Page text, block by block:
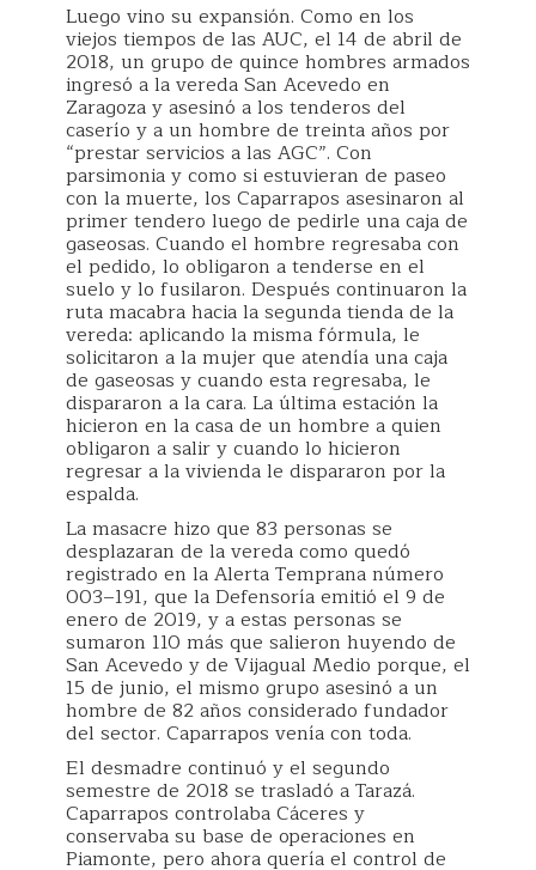
Luego vino su expansión. Como en los
viejos tiempos de las AUC, el 14 de abril de
2018, un grupo de quince hombres armados
ingresó a la vereda San Acevedo en
Zaragoza y asesinó a los tenderos del
caserío y a un hombre de treinta años por
“prestar servicios a las AGC”. Con
parsimonia y como si estuvieran de paseo
con la muerte, los Caparrapos asesinaron al
primer tendero luego de pedirle una caja de
gaseosas. Cuando el hombre regresaba con
el pedido, lo obligaron a tenderse en el
suelo y lo fusilaron. Después continuaron la
ruta macabra hacia la segunda tienda de la
vereda: aplicando la misma fórmula, le
solicitaron a la mujer que atendía una caja
de gaseosas y cuando esta regresaba, le
dispararon a la cara. La última estación la
hicieron en la casa de un hombre a quien
obligaron a salir y cuando lo hicieron
regresar a la vivienda le dispararon por la
espalda.
La masacre hizo que 83 personas se
desplazaran de la vereda como quedó
registrado en la Alerta Temprana número
003–191, que la Defensoría emitió el 9 de
enero de 2019, y a estas personas se
sumaron 110 más que salieron huyendo de
San Acevedo y de Vijagual Medio porque, el
15 de junio, el mismo grupo asesinó a un
hombre de 82 años considerado fundador
del sector. Caparrapos venía con toda.
El desmadre continuó y el segundo
semestre de 2018 se trasladó a Tarazá.
Caparrapos controlaba Cáceres y
conservaba su base de operaciones en
Piamonte, pero ahora quería el control de